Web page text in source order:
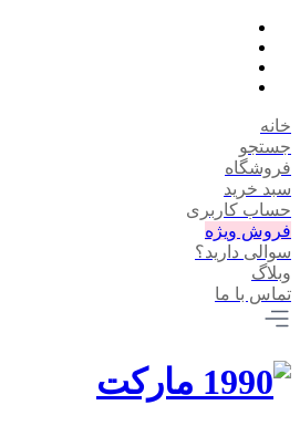
خانه
جستجو
فروشگاه
سبد خرید
حساب کاربری
فروش ویژه
سوالی دارید؟
وبلاگ
تماس با ما